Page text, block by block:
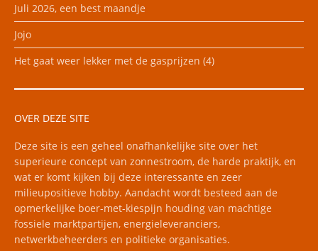
Juli 2026, een best maandje
Jojo
Het gaat weer lekker met de gasprijzen (4)
OVER DEZE SITE
Deze site is een geheel onafhankelijke site over het
superieure concept van zonnestroom, de harde praktijk, en
wat er komt kijken bij deze interessante en zeer
milieupositieve hobby. Aandacht wordt besteed aan de
opmerkelijke boer-met-kiespijn houding van machtige
fossiele marktpartijen, energieleveranciers,
netwerkbeheerders en politieke organisaties.